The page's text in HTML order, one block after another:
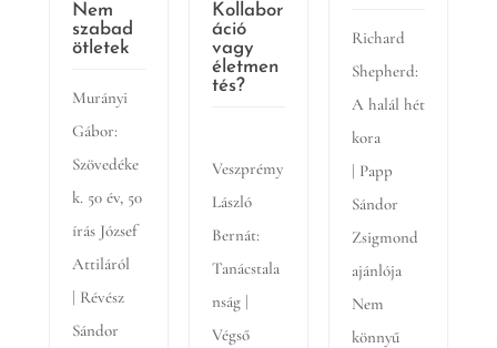
Nem
szabad
ötletek
Murányi
Gábor:
Szövedéke
k. 50 év, 50
írás József
Attiláról
| Révész
Sándor
Kollabor
áció
vagy
életmen
tés?
Veszprémy
László
Bernát:
Tanácstala
nság |
Végső
Richard
Shepherd:
A halál hét
kora
| Papp
Sándor
Zsigmond
ajánlója
Nem
könnyű